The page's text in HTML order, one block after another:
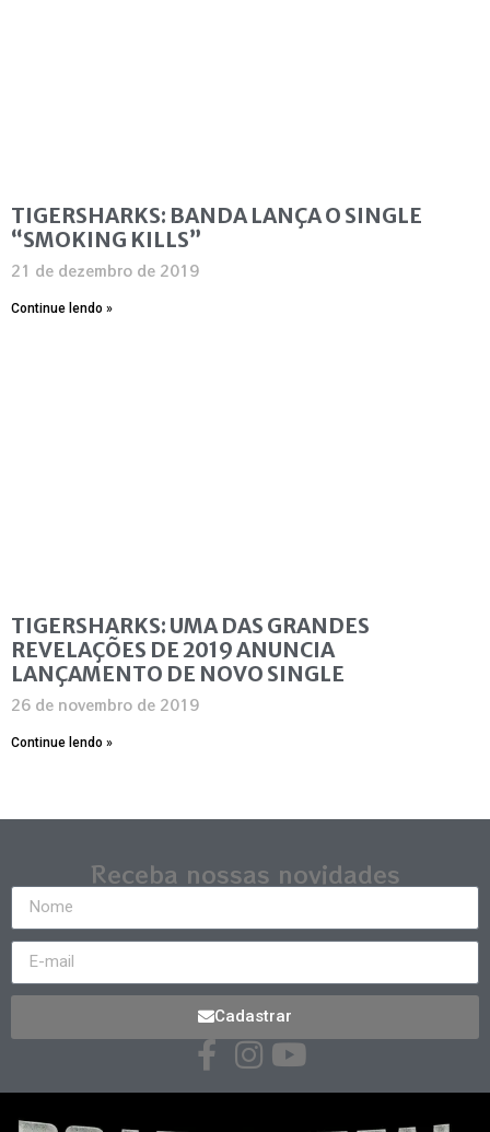
TIGERSHARKS: BANDA LANÇA O SINGLE
“SMOKING KILLS”
21 de dezembro de 2019
Continue lendo »
TIGERSHARKS: UMA DAS GRANDES
REVELAÇÕES DE 2019 ANUNCIA
LANÇAMENTO DE NOVO SINGLE
26 de novembro de 2019
Continue lendo »
Receba nossas novidades
Cadastrar